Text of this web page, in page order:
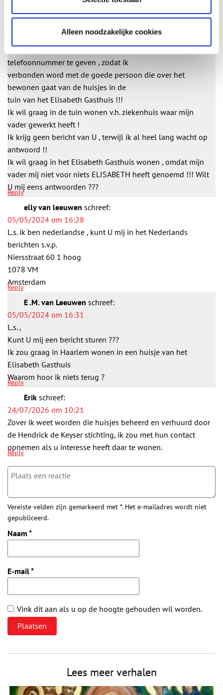
Alleen noodzakelijke cookies
nemen met het Elisabeth Gasthuis in Haarlem.
05/05/2024 om 16:24
L.s. Wilt U dan zo vriendelijk zijn mij het goede
telefoonnummer te geven , zodat ik
verbonden word met de goede persoon die over het
bewonen gaat van de huisjes in de
tuin van het Elisabeth Gasthuis !!!
Ik wil graag in de tuin wonen v.h. ziekenhuis waar mijn
vader gewerkt heeft !
Ik krijg geen bericht van U , terwijl ik al heel lang wacht op
antwoord !!
Ik wil graag in het Elisabeth Gasthuis wonen , omdat mijn
vader mij niet voor niets ELISABETH heeft genoemd !!! Wilt
U mij eens antwoorden ???
Reply
elly van leeuwen schreef:
05/05/2024 om 16:28
L.s. ik ben nederlandse , kunt U mij in het Nederlands
berichten s.v.p.
Niersstraat 60 1 hoog
1078 VM
Amsterdam
Reply
E .M. van Leeuwen schreef:
05/05/2024 om 16:31
L.s. ,
Kunt U mij een bericht sturen ???
Ik zou graag in Haarlem wonen in een huisje van het
Elisabeth Gasthuis
Waarom hoor ik niets terug ?
Reply
Erik schreef:
24/07/2026 om 10:21
Zover ik weet worden die huisjes beheerd en verhuurd door
de Hendrick de Keyser stichting, ik zou met hun contact
opnemen als u interesse heeft daar te wonen.
Reply
Vereiste velden zijn gemarkeerd met *. Het e-mailadres wordt niet
gepubliceerd.
Naam *
E-mail*
Vink dit aan als u op de hoogte gehouden wil worden.
Lees meer verhalen